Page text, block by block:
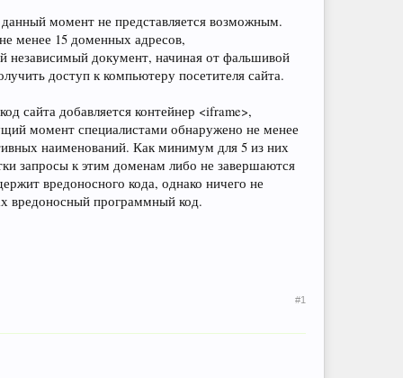
момент не представляется возможным.
менее 15 доменных адресов,
независимый документ, начиная от фальшивой
доступ к компьютеру посетителя сайта.
сайта добавляется контейнер <iframe>,
момент специалистами обнаружено не менее
наименований. Как минимум для 5 из них
запросы к этим доменам либо не завершаются
вредоносного кода, однако ничего не
вредоносный программный код.
#1